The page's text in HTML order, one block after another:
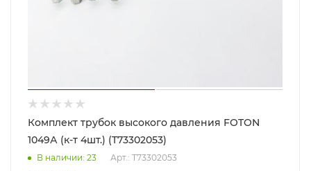
Комплект трубок высокого давления FOTON
1049А (к-т 4шт.) (T73302053)
В наличии: 23 Арт.: T73302053